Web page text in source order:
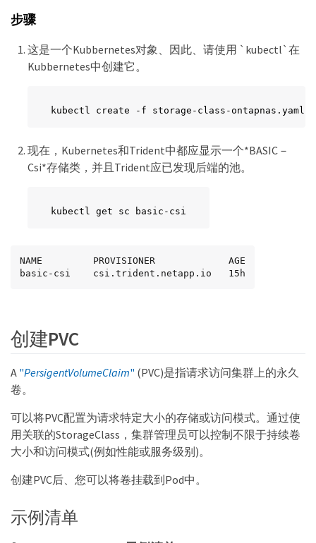
步骤
这是一个Kubbernetes对象、因此、请使用 `kubectl`在
Kubbernetes中创建它。
kubectl create -f storage-class-ontapnas.yaml
现在，Kubernetes和Trident中都应显示一个*BASIC－
Csi*存储类，并且Trident应已发现后端的池。
kubectl get sc basic-csi
NAME         PROVISIONER             AGE
basic-csi    csi.trident.netapp.io   15h
创建PVC
A "PersigentVolumeClaim" (PVC)是指请求访问集群上的永久
卷。
可以将PVC配置为请求特定大小的存储或访问模式。通过使
用关联的StorageClass，集群管理员可以控制不限于持续卷
大小和访问模式(例如性能或服务级别)。
创建PVC后、您可以将卷挂载到Pod中。
示例清单